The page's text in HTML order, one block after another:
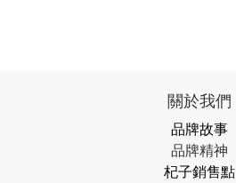
關於我們
品牌故事
品牌精神
杞子銷售點